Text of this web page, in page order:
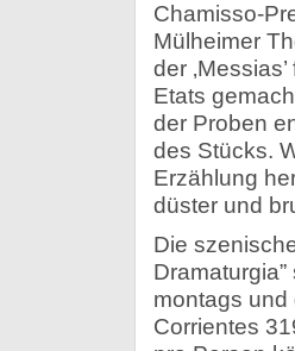
Chamisso-
Mülheimer
der
Etats
der Proben
des Stücks.
Erzählung
düster und
Die
montags und
Corrientes